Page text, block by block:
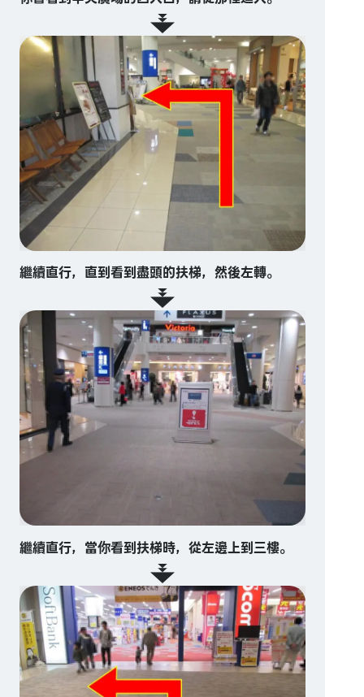
繼續直行，直到看到盡頭的扶梯，然後左轉。
繼續直行，當你看到扶梯時，從左邊上到三樓。